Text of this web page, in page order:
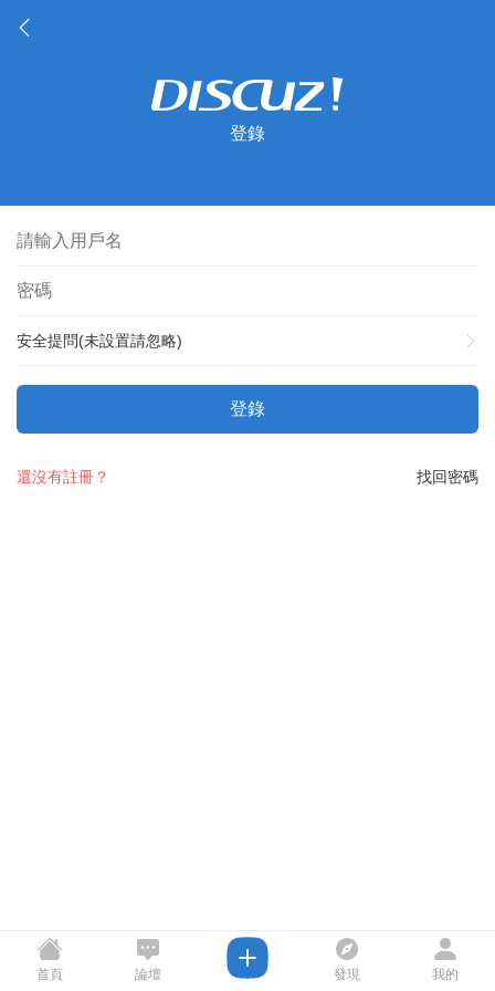
登錄
安全提問(未設置請忽略)
登錄
找回密碼
還沒有註冊？
首頁 論壇 發現 我的